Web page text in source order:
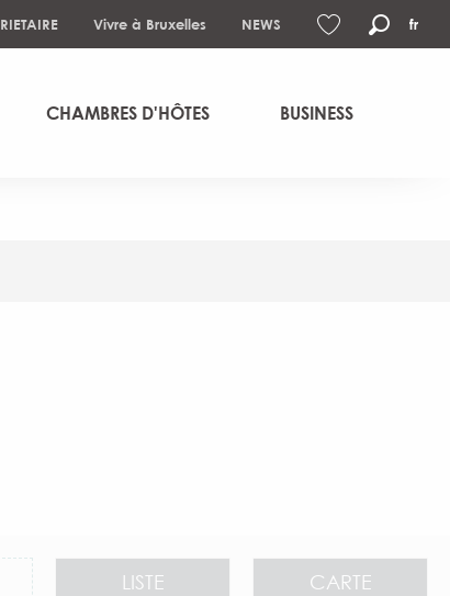
fr
Vivre à Bruxelles NEWS
CHAMBRES D'HÔTES BUSINESS
LISTE CARTE